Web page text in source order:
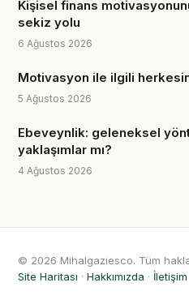
Kişisel finans
sekiz yolu
6 Ağustos 2026
Motivasyon ile ilgili
5 Ağustos 2026
Ebeveynlik: geleneksel
yaklaşımlar mı?
4 Ağustos 2026
© 2026 Mihalgaziesco. Tüm
Site Haritası · Hakkımızda · İletişim